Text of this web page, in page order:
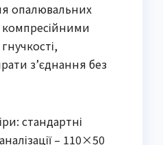
опалювальних
компресійними
з’єднання без
стандартні
– 110×50